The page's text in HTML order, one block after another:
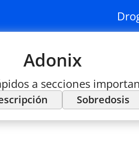
Adonix
a secciones
Sobredosis